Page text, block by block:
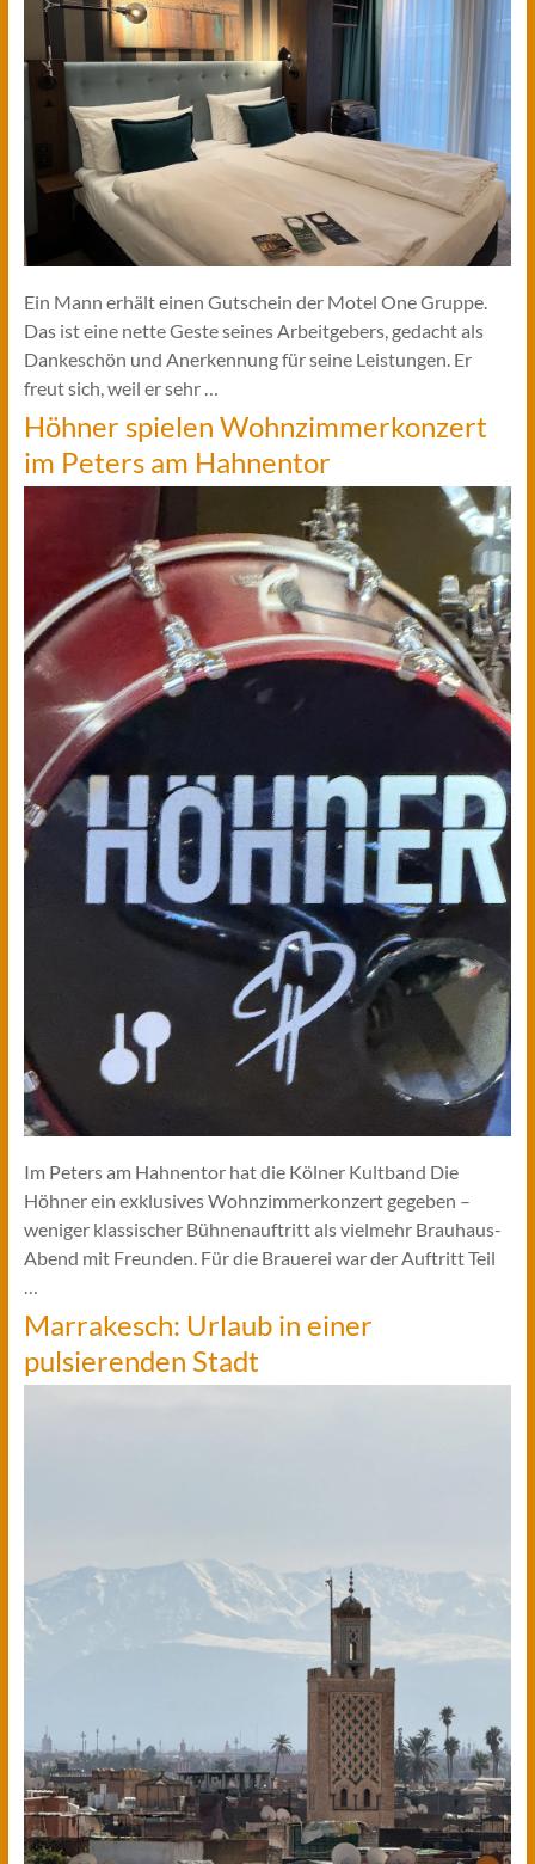
Ein Mann erhält einen Gutschein der Motel One Gruppe.
Das ist eine nette Geste seines Arbeitgebers, gedacht als
Dankeschön und Anerkennung für seine Leistungen. Er
freut sich, weil er sehr …
Höhner spielen Wohnzimmerkonzert
im Peters am Hahnentor
Im Peters am Hahnentor hat die Kölner Kultband Die
Höhner ein exklusives Wohnzimmerkonzert gegeben –
weniger klassischer Bühnenauftritt als vielmehr Brauhaus-
Abend mit Freunden. Für die Brauerei war der Auftritt Teil
…
Marrakesch: Urlaub in einer
pulsierenden Stadt